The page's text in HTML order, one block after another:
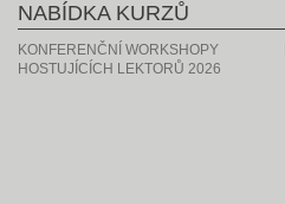
NABÍDKA KURZŮ
KONFERENČNÍ WORKSHOPY
HOSTUJÍCÍCH LEKTORŮ 2026